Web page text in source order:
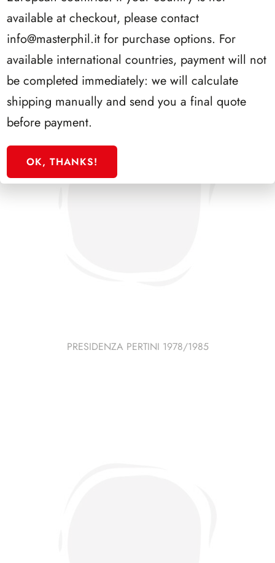
PRESIDENZA SCALFARO 1992/1999
PRESIDENZA PERTINI 1978/1985
available at checkout, please contact
info@masterphil.it for purchase options. For
available international countries, payment will not
be completed immediately: we will calculate
shipping manually and send you a final quote
before payment.
OK, THANKS!